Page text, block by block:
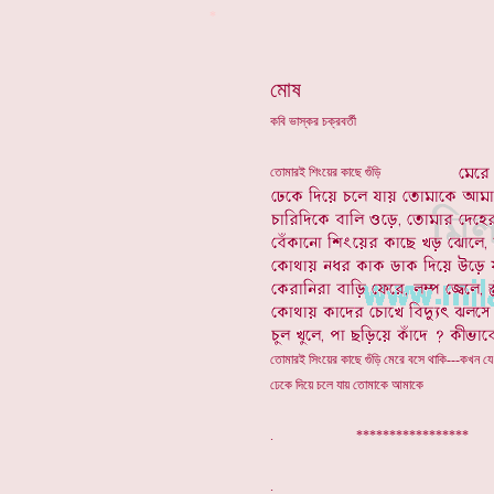
তোমারই সিংয়ের কাছে গুঁড়ি মেরে বসে থাকি---কখন
ঢেকে দিয়ে চলে যায় তোমাকে আমাকে
.
মোষ
কবি ভাস্কর চক্রবর্তী
তোমারই শিংয়ের কাছে গুঁড়ি